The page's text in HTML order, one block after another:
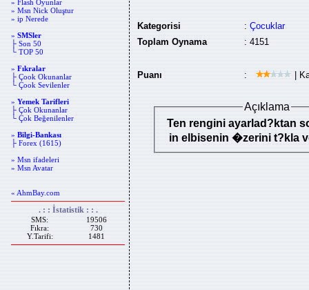
» Flash Oyunlar
» Msn Nick Oluştur
» ip Nerede
»SMSler
├ Son 50
└ TOP 50
»Fıkralar
├ Çook Okunanlar
└ Çook Sevilenler
»Yemek Tarifleri
├ Çok Okunanlar
└ Çok Beğenilenler
»Bilgi-Bankası
├ Forex (1615)
» Msn ifadeleri
» Msn Avatar
« AhmBay.com
. : : İstatistik : : .
SMS:
19506
Fıkra:
730
Y.Tarifi:
1481
Kategorisi :Çocuklar
Toplam Oynama
: 4151
Puanı : |
Açıklama
Ten rengini ayarlad?ktan
in elbisenin �zerini t?kla